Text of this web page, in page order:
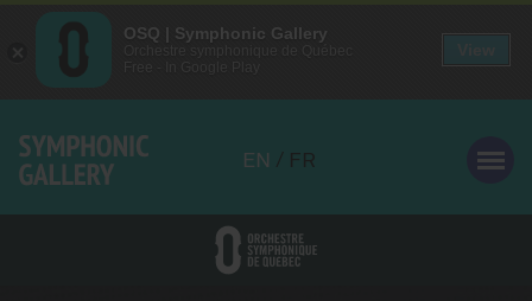
au
contenu
principal
EN / FR
OSQ | Symphonic Gallery
OSQ | Symphonic Gallery